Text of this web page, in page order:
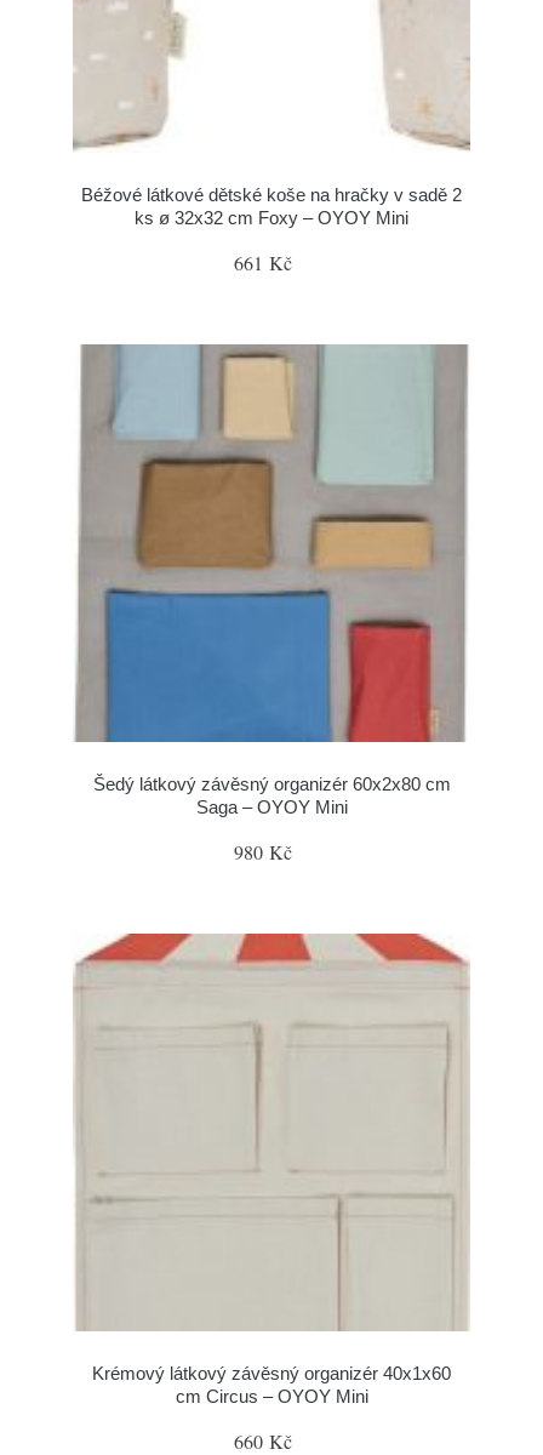
Béžové látkové dětské koše na hračky v sadě 2
ks ø 32x32 cm Foxy – OYOY Mini
661 Kč
Šedý látkový závěsný organizér 60x2x80 cm
Saga – OYOY Mini
980 Kč
Krémový látkový závěsný organizér 40x1x60
cm Circus – OYOY Mini
660 Kč